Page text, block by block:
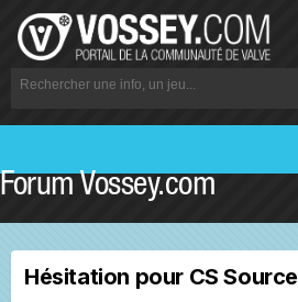
Forum Vossey.com
Hésitation pour CS Source